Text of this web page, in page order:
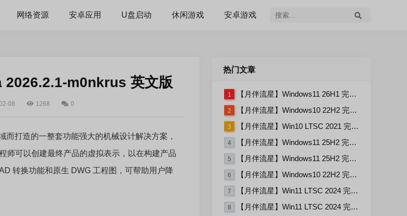
网络资源 安卓应用 U盘启动 休闲游戏 安卓游戏
m0nkrus 英文版
08 1268 0
打造的一整套功能强大的机械设计解决方案，
师可以创建最终产品的虚拟表示，以在构建产品
转换功能和原生 DWG 工程图，可帮助用户降
热门文章
1 【月伴流星】Windows11 26H1 完整+适量精简多合一安装版2026.07
2 【月伴流星】Windows10 22H2 完整+适量精简多合一安装版2026.06
3 【月伴流星】Win10 LTSC 2021 完整+适量精简多合一安装版2026.03
4 【月伴流星】Windows11 25H2 完整+适量精简多合一安装版2026.06
5 【月伴流星】Windows11 25H2 完整+适量精简多合一安装版2026.08
6 【月伴流星】Windows10 22H2 完整+适量精简多合一安装版2026.08
7 【月伴流星】Win11 LTSC 2024 完整+适量精简多合一安装版2026.08
8 【月伴流星】Win11 LTSC 2024 完整+适量精简多合一安装版2026.06